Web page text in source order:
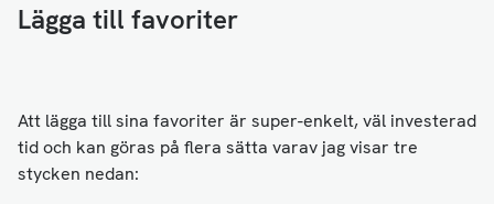
Lägga till favoriter
Att lägga till sina favoriter är super-enkelt, väl investerad
tid och kan göras på flera sätta varav jag visar tre
stycken nedan: